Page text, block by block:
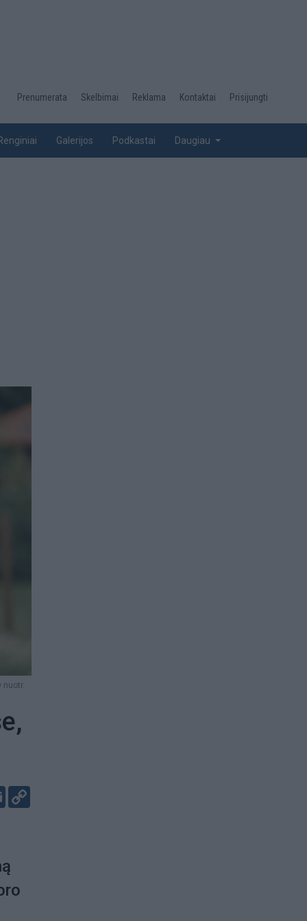
Desktop
top
Prenumerata Skelbimai Reklama Kontaktai Prisijungti
Galerijos Podkastai Daugiau
nuotr.
Email